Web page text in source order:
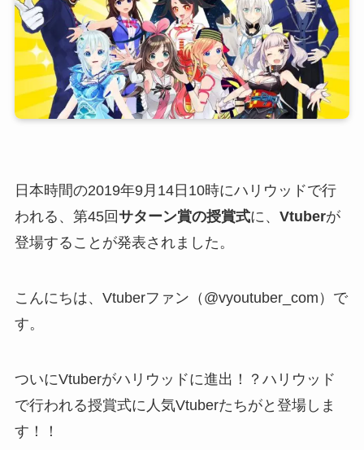
日本時間の2019年9月14日10時にハリウッドで行
われる、第45回サターン賞の授賞式に、 Vtuberが
登場することが発表されました。
こんにちは、Vtuberファン（@vyoutuber_com）で
す。
ついにVtuberがハリウッドに進出！？ハリウッド
で行われる授賞式に人気Vtuberたちがと登場しま
す！！